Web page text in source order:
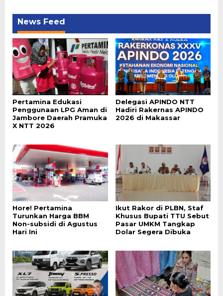
News Feed
Pertamina Edukasi
Penggunaan LPG Aman di
Jambore Daerah Pramuka
X NTT 2026
Delegasi APINDO NTT
Hadiri Rakernas APINDO
2026 di Makassar
Hore! Pertamina
Turunkan Harga BBM
Non-subsidi di Agustus
Hari Ini
Ikut Rakor di PLBN, Staf
Khusus Bupati TTU Sebut
Pasar UMKM Tangkap
Dolar Segera Dibuka